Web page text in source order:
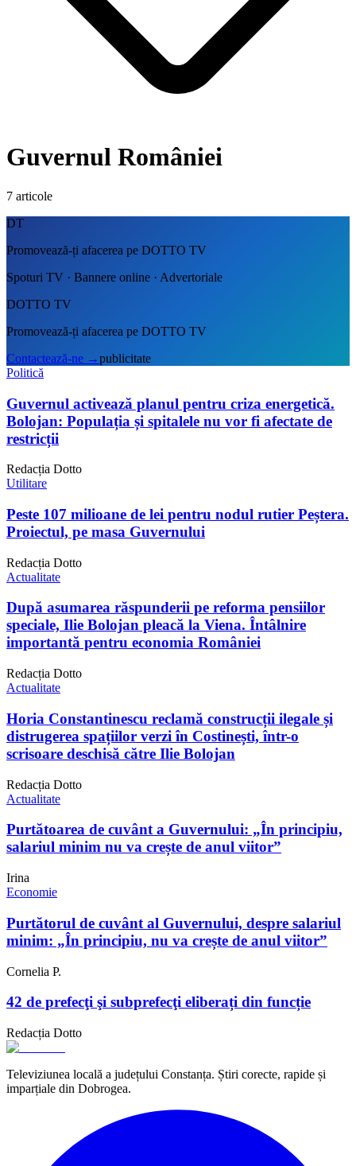
Guvernul României
7 articole
DT
Promovează-ți afacerea pe DOTTO TV
Spoturi TV · Bannere online · Advertoriale
DOTTO TV
Promovează-ți afacerea pe DOTTO TV
Contactează-ne →publicitate
Politică
Guvernul activează planul pentru criza energetică.
Bolojan: Populația și spitalele nu vor fi afectate de
restricții
Redacția Dotto
Utilitare
Peste 107 milioane de lei pentru nodul rutier Peștera.
Proiectul, pe masa Guvernului
Redacția Dotto
Actualitate
După asumarea răspunderii pe reforma pensiilor
speciale, Ilie Bolojan pleacă la Viena. Întâlnire
importantă pentru economia României
Redacția Dotto
Actualitate
Horia Constantinescu reclamă construcții ilegale și
distrugerea spațiilor verzi în Costinești, într-o
scrisoare deschisă către Ilie Bolojan
Redacția Dotto
Actualitate
Purtătoarea de cuvânt a Guvernului: „În principiu,
salariul minim nu va crește de anul viitor”
Irina
Economie
Purtătorul de cuvânt al Guvernului, despre salariul
minim: „În principiu, nu va crește de anul viitor”
Cornelia P.
42 de prefecţi şi subprefecţi eliberați din funcție
Redacția Dotto
Televiziunea locală a județului Constanța. Știri corecte, rapide și
imparțiale din Dobrogea.